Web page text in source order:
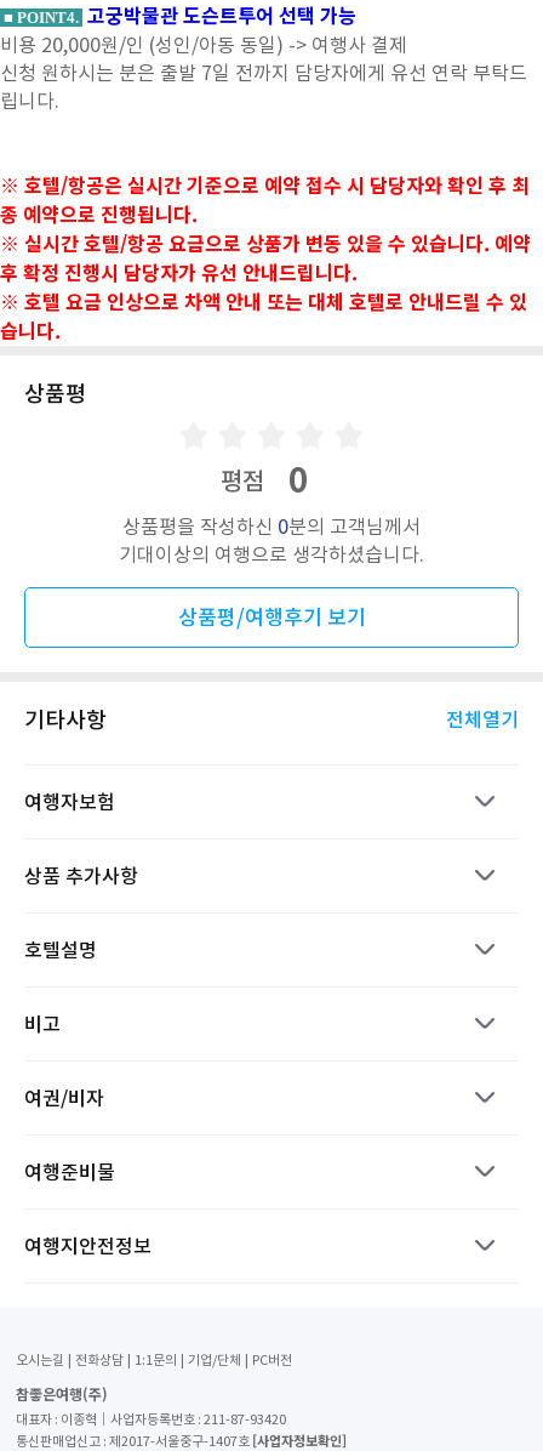
■ POINT4. 고궁박물관 도슨트투어 선택 가능
비용 20,000원/인 (성인/아동 동일) -> 여행사 결제
신청 원하시는 분은 출발 7일 전까지 담당자에게 유선 연락 부탁드
립니다.
※ 호텔/항공은 실시간 기준으로 예약 접수 시 담당자와 확인 후 최
종 예약으로 진행됩니다.
※ 실시간 호텔/항공 요금으로 상품가 변동 있을 수 있습니다. 예약
후 확정 진행시 담당자가 유선 안내드립니다.
※ 호텔 요금 인상으로 차액 안내 또는 대체 호텔로 안내드릴 수 있
습니다.
상품평
평점 0
상품평을 작성하신 0분의 고객님께서
기대이상의 여행으로 생각하셨습니다.
상품평/여행후기 보기
기타사항 전체열기
여행자보험
상품 추가사항
호텔설명
비고
여권/비자
여행준비물
여행지안전정보
오시는길 전화상담 1:1문의 기업/단체 PC버전
참좋은여행(주)
대표자 : 이종혁│사업자등록번호 : 211-87-93420
통신판매업신고 : 제2017-서울중구-1407호 [사업자정보확인]